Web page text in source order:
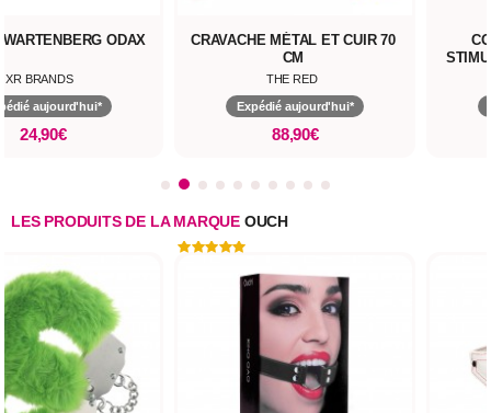
ODAX
XR BRANDS
aujourd'hui*
24,90€
CRAVACHE MÉTAL ET CUIR 70
CM
THE RED
Expédié aujourd'hui*
88,90€
LES PRODUITS DE LA MARQUE OUCH